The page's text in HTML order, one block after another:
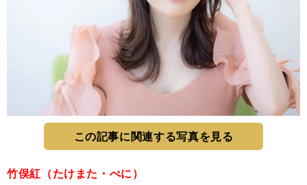
この記事に関連する写真を見る
竹俣紅（たけまた・べに）